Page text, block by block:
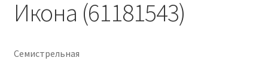
Икона (61181543)
Семистрельная